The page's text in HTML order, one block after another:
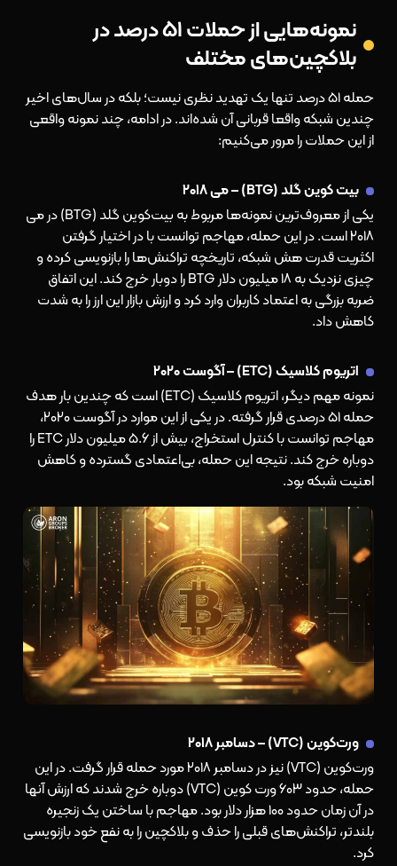
نمونه‌هایی از حملات ۵۱ درصد در
بلاکچین‌های مختلف
حمله ۵۱ درصد تنها یک تهدید نظری نیست؛ بلکه در سال‌های اخیر
چندین شبکه واقعا قربانی آن شده‌اند. در ادامه، چند نمونه واقعی
از این حملات را مرور می‌کنیم:
بیت کوین گلد (BTG) – می ۲۰۱۸
یکی از معروف‌ترین نمونه‌ها مربوط به بیت‌کوین گلد (BTG) در می
۲۰۱۸ است. در این حمله، مهاجم توانست با در اختیار گرفتن
اکثریت قدرت هش شبکه، تاریخچه تراکنش‌ها را بازنویسی کرده و
چیزی نزدیک به ۱۸ میلیون دلار BTG را دوبار خرج کند. این اتفاق
ضربه بزرگی به اعتماد کاربران وارد کرد و ارزش بازار این ارز را به شدت
کاهش داد.
اتریوم کلاسیک (ETC) – آگوست ۲۰۲۰
نمونه مهم دیگر، اتریوم کلاسیک (ETC) است که چندین بار هدف
حمله ۵۱ درصدی قرار گرفته. در یکی از این موارد در آگوست ۲۰۲۰،
مهاجم توانست با کنترل استخراج، بیش از ۵.۶ میلیون دلار ETC را
دوباره خرج کند. نتیجه این حمله، بی‌اعتمادی گسترده و کاهش
امنیت شبکه بود.
ورت‌کوین (VTC) – دسامبر ۲۰۱۸
ورت‌کوین (VTC) نیز در دسامبر ۲۰۱۸ مورد حمله قرار گرفت. در این
حمله، حدود ۶۰۳ ورت کوین (VTC) دوباره خرج شدند که ارزش آنها
در آن زمان حدود ۱۰۰ هزار دلار بود. مهاجم با ساختن یک زنجیره
بلندتر، تراکنش‌های قبلی را حذف و بلاکچین را به نفع خود بازنویسی
کرد.